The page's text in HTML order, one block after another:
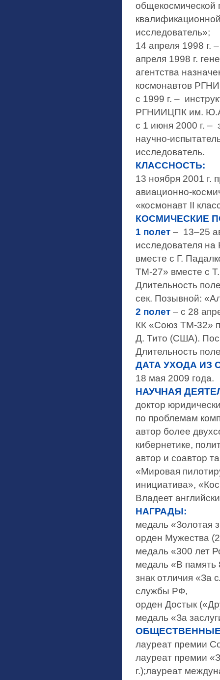
общекосмической
исследователь»;
14 апреля 1998 г.
апреля 1998 г.
агентства
космонавтов
с 1999 г. –
РГНИИЦПК им.
с 1 июня 2000 г. –
научно-
исследователь.
КЛАССНОСТЬ:
13 ноября 2001 г.
авиационно-
«космонавт II
КОСМИЧЕСКИЕ
1 полет – 13–25
исследователя
вместе с Г.
ТМ-27» вместе с
Длительность
сек. Позывной:
2 полет – с 28
КК «Союз ТМ-32»
Д. Тито (США).
Длительность
ДАТА УХОДА ИЗ
18 мая 2009 года.
НАУЧНАЯ
доктор
по проблемам
автор более
кибернетике,
автор и соавтор
«Мировая
инициатива»,
Владеет
НАГРАДЫ:
медаль «Золотая
орден Мужества
медаль «300 лет
медаль «В память
знак отличия «За
службы РФ,
орден Достык
медаль «За
лауреат премии
лауреат премии
г.);лауреат